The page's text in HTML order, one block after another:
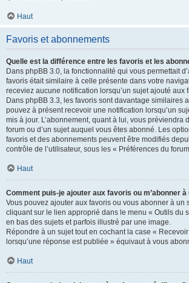
Haut
Favoris et abonnements
Quelle est la différence entre les favoris et les
Dans phpBB 3.0, la fonctionnalité qui vous permettait
favoris était similaire à celle présente dans votre
receviez aucune notification lorsqu’un sujet ajouté aux
Dans phpBB 3.3, les favoris sont davantage similaires
pouvez à présent recevoir une notification lorsqu’un
mis à jour. L’abonnement, quant à lui, vous préviendra
forum ou d’un sujet auquel vous êtes abonné. Les
favoris et des abonnements peuvent être modifiés
contrôle de l’utilisateur, sous les « Préférences du
Haut
Comment puis-je ajouter aux favoris ou m’abonner
Vous pouvez ajouter aux favoris ou vous abonner à un
cliquant sur le lien approprié dans le menu « Outils du
en bas des sujets et parfois illustré par une image.
Répondre à un sujet tout en cochant la case «
lorsqu’une réponse est publiée » équivaut à vous
Haut